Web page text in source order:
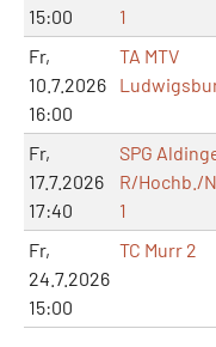
15:00
1
Fr,
10.7.2026
16:00
TA MTV
Fr,
17.7.2026
17:40
SPG
R/Hochb./
1
Fr,
24.7.2026
15:00
TC Murr 2